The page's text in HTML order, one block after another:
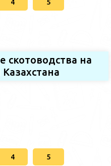
4 5
скотоводства на
4 5